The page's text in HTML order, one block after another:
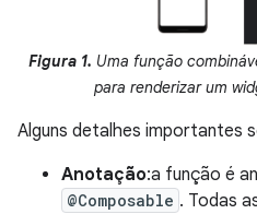
Figura 1. Uma função
para renderizar um
Alguns detalhes importantes
Anotação:a função é
@Composable . Todas